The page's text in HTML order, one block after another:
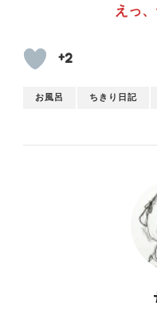
えっ
+2
お風呂 ちきり日記